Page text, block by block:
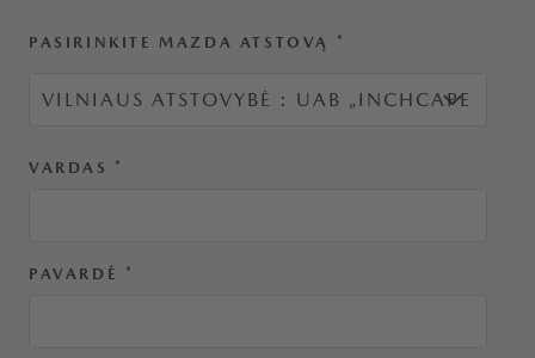
PASIRINKITE MAZDA ATSTOVĄ *
VARDAS *
PAVARDĖ *